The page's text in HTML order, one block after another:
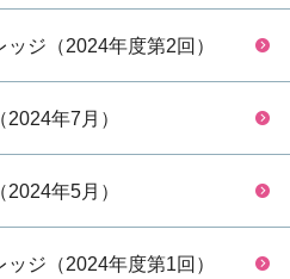
ジ（2024年度第2回）
年7月）
年5月）
ジ（2024年度第1回）